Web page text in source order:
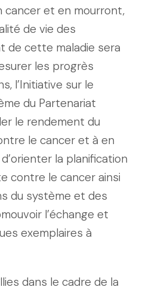
cancer et en mourront,
de vie des
de cette maladie sera
les progrès
l’Initiative sur le
du Partenariat
le rendement du
le cancer et à en
la planification
contre le cancer ainsi
du système et des
l’échange et
exemplaires à
dans le cadre de la